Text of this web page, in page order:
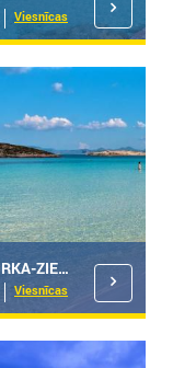
Viesnīcas
MALJORKA-ZIEMEĻI
Viesnīcas